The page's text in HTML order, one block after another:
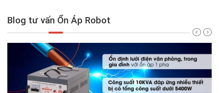
Blog tư vấn Ổn Áp Robot